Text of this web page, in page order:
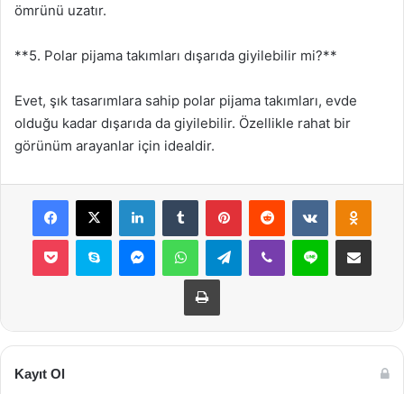
ömrünü uzatır.
**5. Polar pijama takımları dışarıda giyilebilir mi?**
Evet, şık tasarımlara sahip polar pijama takımları, evde
olduğu kadar dışarıda da giyilebilir. Özellikle rahat bir
görünüm arayanlar için idealdir.
Facebook
X LinkedInTumblr PinterestReddit VKontakte
Pocket Skype MessengerWhatsAppTelegramViber Line E-Posta ile
Yazdır
Kayıt Ol